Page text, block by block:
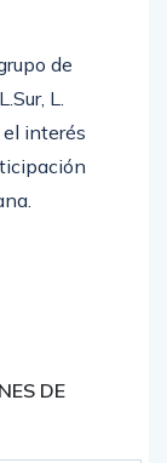
de
L.
interés
DE